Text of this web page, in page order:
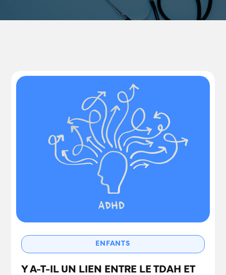
ENFANTS
Y A-T-IL UN LIEN ENTRE LE TDAH ET